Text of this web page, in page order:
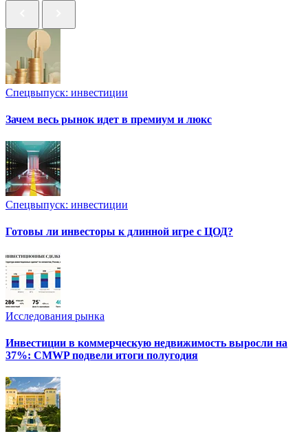
Спецвыпуск: инвестиции
Зачем весь рынок идет в премиум и люкс
Спецвыпуск: инвестиции
Готовы ли инвесторы к длинной игре с ЦОД?
Исследования рынка
Инвестиции в коммерческую недвижимость выросли на
37%: CMWP подвели итоги полугодия